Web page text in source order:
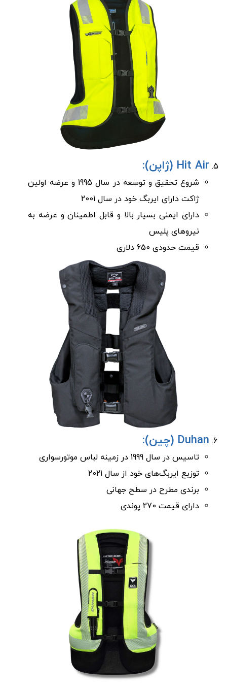
Hit Air (ژاپن):
شروع تحقیق و توسعه در سال 1995 و عرضه اولین
ژاکت دارای ایربگ خود در سال 2001
دارای ایمنی بسیار بالا و قابل اطمینان و عرضه به
نیروهای پلیس
قیمت حدودی 650 دلاری
Duhan (چین):
تاسیس در سال 1999 در زمینه لباس موتورسواری
توزیع ایربگ‌های خود از سال 2021
برندی مطرح در سطح جهانی
دارای قیمت 270 پوندی